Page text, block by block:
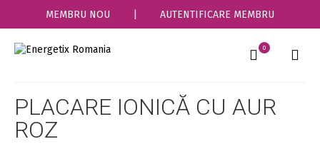
MEMBRU NOU AUTENTIFICARE MEMBRU
0
PLACARE IONICĂ CU AUR
ROZ